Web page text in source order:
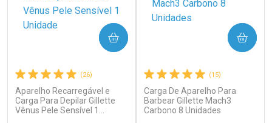
Ativar Desconto
Comprar sem Desconto
Ativar Desconto
Comprar sem Desconto
(26)
Aparelho Recarregável e
Carga Para Depilar Gillette
Vênus Pele Sensível 1
COMPRAR
(15)
Carga De Aparelho Para
Barbear Gillette Mach3
Carbono 8 Unidades
COMPRAR